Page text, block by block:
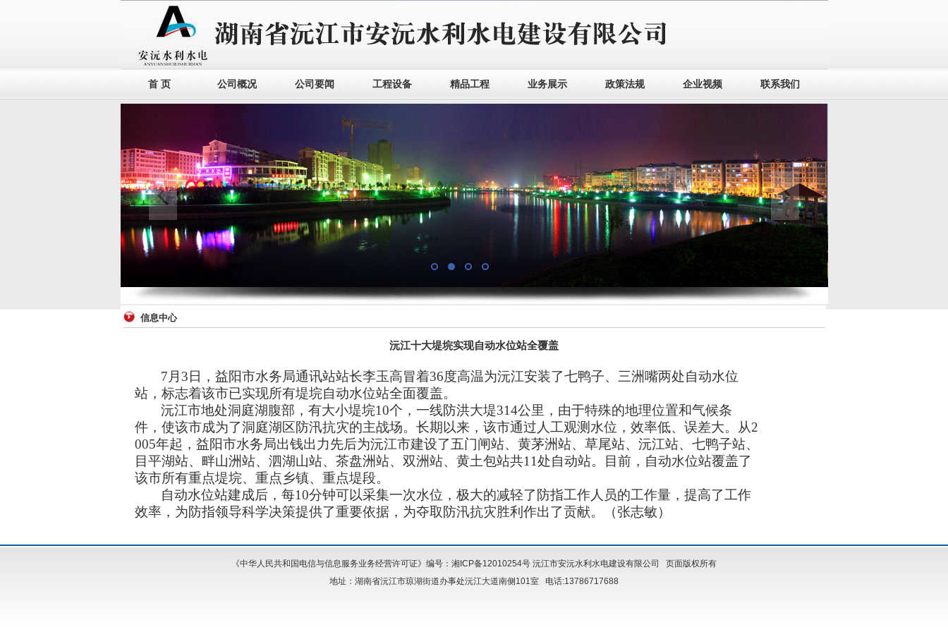
首 页 公司概况 公司要闻 工程设备 精品工程 业务展示 政策法规 企业视频 联系我们
信息中心
沅江十大堤垸实现自动水位站全覆盖
7 月 3 日 ，益阳市水务局通讯站站长李玉高冒着36度高温为沅江安装了七鸭子、三洲嘴两处自动水位
站，标志着该市已实现所有堤垸自动水位站全面覆盖。
沅江市地处洞庭湖腹部，有大小堤垸10个，一线防洪大堤314公里，由于特殊的地理位置和气候条
件，使该市成为了洞庭湖区防汛抗灾的主战场。长期以来，该市通过人工观测水位，效率低、误差大。从2
005年起，益阳市水务局出钱出力先后为沅江市建设了五门闸站、黄茅洲站、草尾站、沅江站、七鸭子站、
目平湖站、畔山洲站、泗湖山站、茶盘洲站、双洲站、黄土包站共11处自动站。目前，自动水位站覆盖了
该市所有重点堤垸、重点乡镇、重点堤段。
自动水位站建成后，每10分钟可以采集一次水位，极大的减轻了防指工作人员的工作量，提高了工作
效率，为防指领导科学决策提供了重要依据，为夺取防汛抗灾胜利作出了贡献。（张志敏）
《中华人民共和国电信与信息服务业务经营许可证》编号：湘ICP备12010254号 沅江市安沅水利水电建设有限公司 页面版权所有
地址：湖南省沅江市琼湖街道办事处沅江大道南侧101室 电话:13786717688